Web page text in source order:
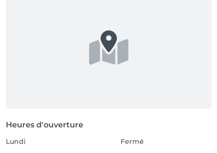
Heures d'ouverture
Lundi
Fermé